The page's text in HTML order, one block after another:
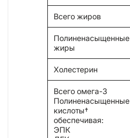
Всего жиров
Полиненасыщенные
жиры
Холестерин
Всего омега-3
Полиненасыщенные
кислоты†
обеспечивая:
ЭПК